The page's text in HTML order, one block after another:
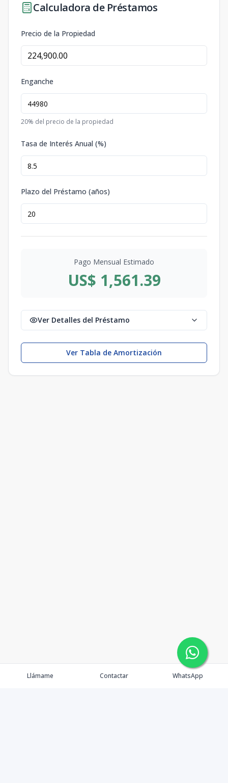
Calculadora de Préstamos
Precio de la Propiedad
Enganche
20% del precio de la propiedad
Tasa de Interés Anual (%)
Plazo del Préstamo (años)
Pago Mensual Estimado
US$ 1,561.39
Ver Detalles del Préstamo
Ver Tabla de Amortización
Llámame Contactar WhatsApp